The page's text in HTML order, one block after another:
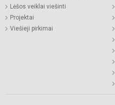
Lėšos veiklai viešinti
Projektai
Viešieji pirkimai